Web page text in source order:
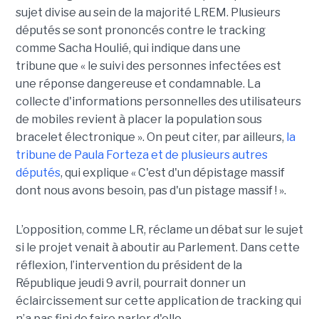
sujet divise au sein de la majorité LREM. Plusieurs
députés se sont prononcés contre le tracking
comme Sacha Houlié, qui indique dans une
tribune que « le suivi des personnes infectées est
une réponse dangereuse et condamnable. La
collecte d'informations personnelles des utilisateurs
de mobiles revient à placer la population sous
bracelet électronique ». On peut citer, par ailleurs, la
tribune de Paula Forteza et de plusieurs autres
députés, qui explique « C'est d'un dépistage massif
dont nous avons besoin, pas d'un pistage massif ! ».
L’opposition, comme LR, réclame un débat sur le sujet
si le projet venait à aboutir au Parlement. Dans cette
réflexion, l’intervention du président de la
République jeudi 9 avril, pourrait donner un
éclaircissement sur cette application de tracking qui